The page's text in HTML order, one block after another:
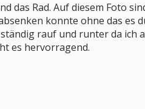
das Rad. Auf diesem Foto
konnte ohne das es
rauf und runter da ich
es hervorragend.